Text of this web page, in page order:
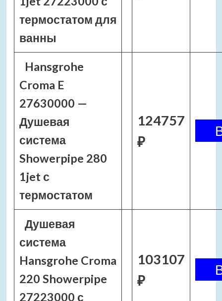
термостатом для
ванны
Hansgrohe
Croma E
27630000 —
Душевая
система
Showerpipe 280
1jet с
термостатом
124757
₽
Душевая
система
Hansgrohe Croma
220 Showerpipe
27223000 с
103107
₽